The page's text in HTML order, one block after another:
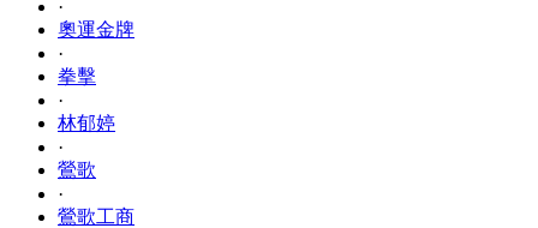
·
奧運金牌
·
拳擊
·
林郁婷
·
鶯歌
·
鶯歌工商